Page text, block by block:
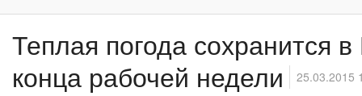
Теплая погода сохранится
конца рабочей недели
25.03.2015